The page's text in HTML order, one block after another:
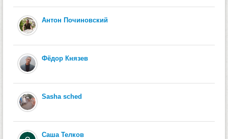
Антон Починовский
Фёдор Князев
Sasha sched
Саша Телков